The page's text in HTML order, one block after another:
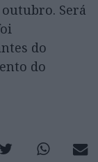
Será
do
do